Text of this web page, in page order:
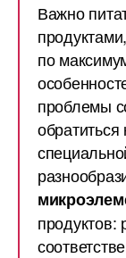
Важно
по
проблемы
продуктов: